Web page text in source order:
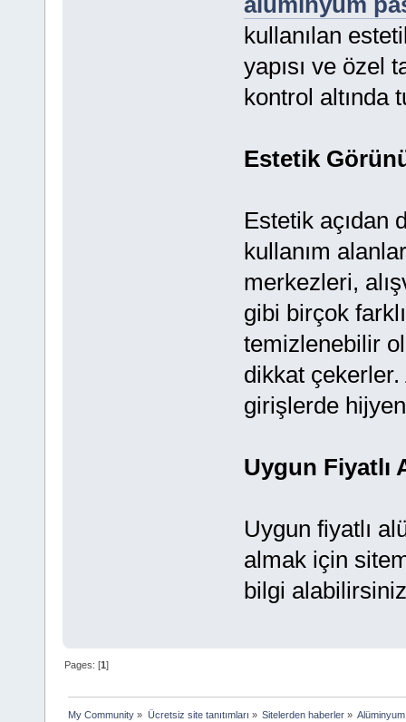
kullanılan
yapısı ve özel
kontrol altında
Estetik
Estetik açıdan
kullanım
merkezleri,
gibi birçok
temizlenebilir
dikkat
girişlerde
Uygun Fiyatlı
Uygun fiyatlı
almak için
bilgi
Pages: [1]
My Community » Ücretsiz site tanıtımları » Sitelerden haberler»